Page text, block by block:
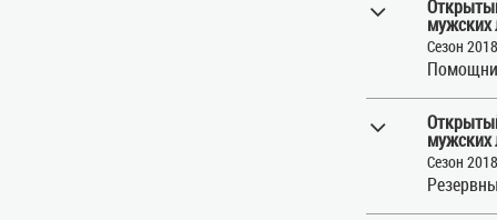
мужских
Сезон
мужских
Сезон